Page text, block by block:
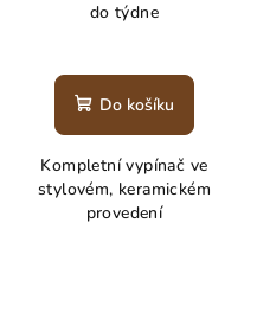
do týdne
Do košíku
Kompletní vypínač ve
stylovém, keramickém
provedení